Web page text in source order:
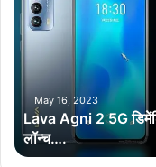
A
G
May 16, 2023
Lava Agni 2 5G
लॉन्च….